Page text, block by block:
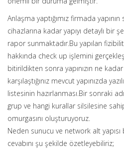
Anlaşma yaptığımız firmada
cihazlarına kadar yapıyı detaylı bir
rapor sunmaktadır.Bu yapılan
hakkında check up işlemini
bitirildikten sonra yapınızın ne
karşılaştığınız mevcut yapınızda
listesinin hazırlanması.Bir sonraki
grup ve hangi kurallar silsilesine
omurgasını oluşturuyoruz.
Neden sunucu ve network alt
cevabını şu şekilde özetleyebiliriz;